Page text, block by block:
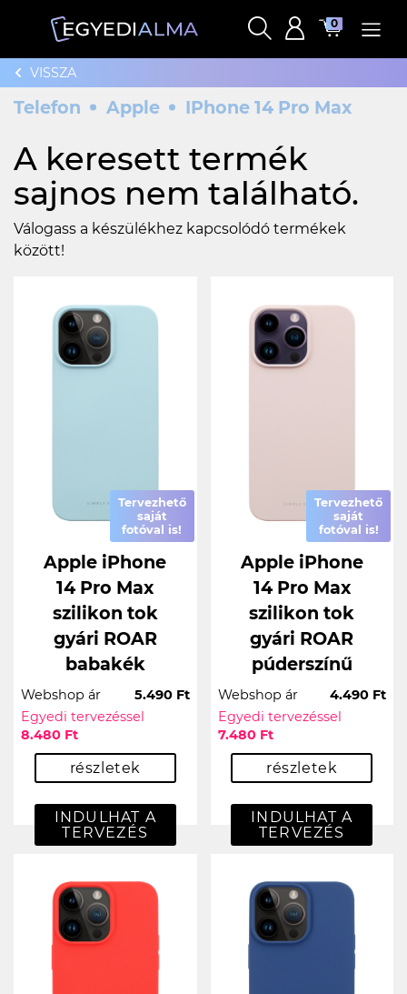
0
VISSZA
Telefon Apple IPhone 14 Pro Max
A keresett termék
sajnos nem található.
Válogass a készülékhez kapcsolódó termékek
között!
Tervezhető
saját
fotóval is!
Apple iPhone
14 Pro Max
szilikon tok
gyári ROAR
babakék
Webshop ár
5.490 Ft
Egyedi tervezéssel
8.480 Ft
részletek
INDULHAT A
TERVEZÉS
Tervezhető
saját
fotóval is!
Apple iPhone
14 Pro Max
szilikon tok
gyári ROAR
púderszínű
Webshop ár
4.490 Ft
Egyedi tervezéssel
7.480 Ft
részletek
INDULHAT A
TERVEZÉS